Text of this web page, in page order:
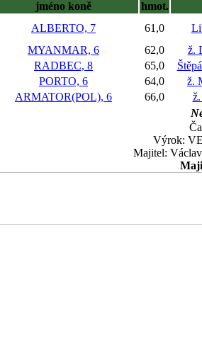
jméno koně
hmot.
ALBERTO, 7 61,0
MYANMAR, 6 62,0
ž.
RADBEC, 8 65,0
PORTO, 6 64,0
ž.
ARMATOR(POL), 6 66,0
Výrok:
Majitel: